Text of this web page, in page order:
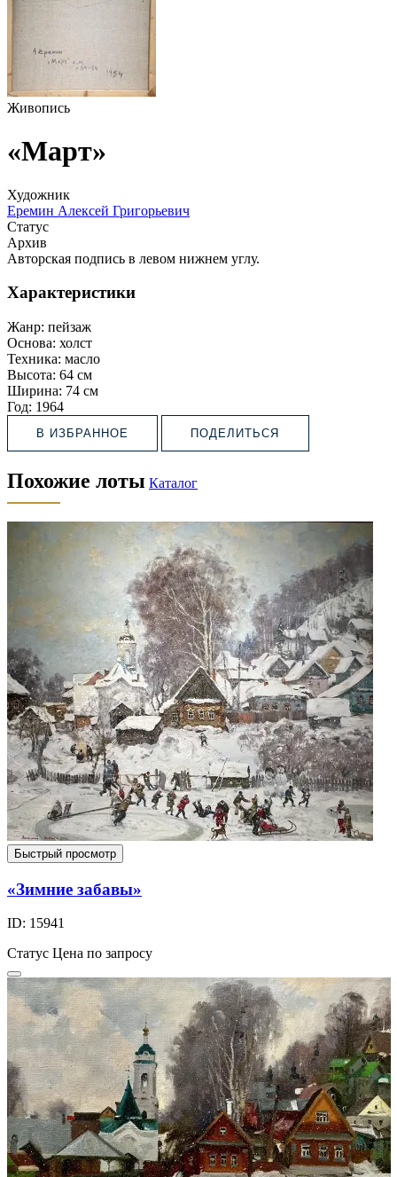
Живопись
«Март»
Художник
Еремин Алексей Григорьевич
Статус
Архив
Авторская подпись в левом нижнем углу.
Характеристики
Жанр: пейзаж
Основа: холст
Техника: масло
Высота: 64 см
Ширина: 74 см
Год: 1964
В ИЗБРАННОЕ ПОДЕЛИТЬСЯ
Похожие лоты Каталог
Быстрый просмотр
«Зимние забавы»
ID: 15941
Статус Цена по запросу